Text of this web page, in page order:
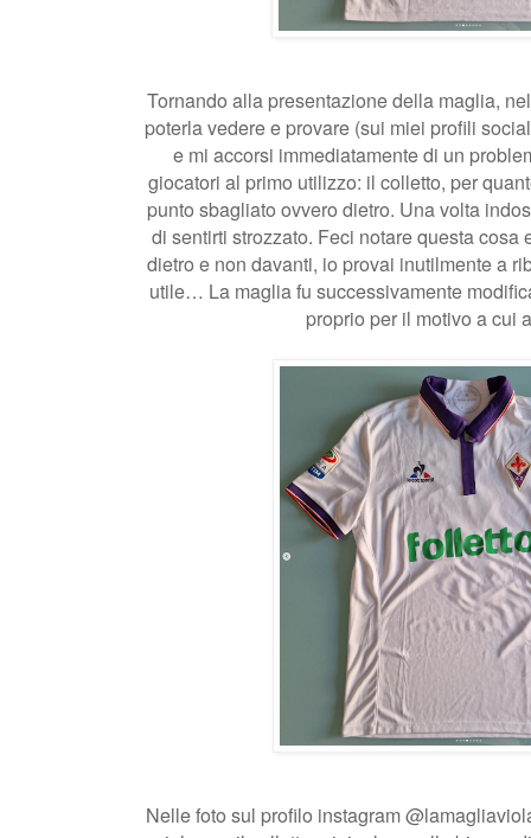
Tornando alla presentazione della maglia,
poterla vedere e provare (sui miei profili
e mi accorsi immediatamente di un
giocatori al primo utilizzo: il colletto, per
punto sbagliato ovvero dietro. Una volta
di sentirti strozzato. Feci notare questa cosa
dietro e non davanti, io provai inutilmente a
utile… La maglia fu successivamente
proprio per il motivo a cui
Nelle foto sul profilo instagram